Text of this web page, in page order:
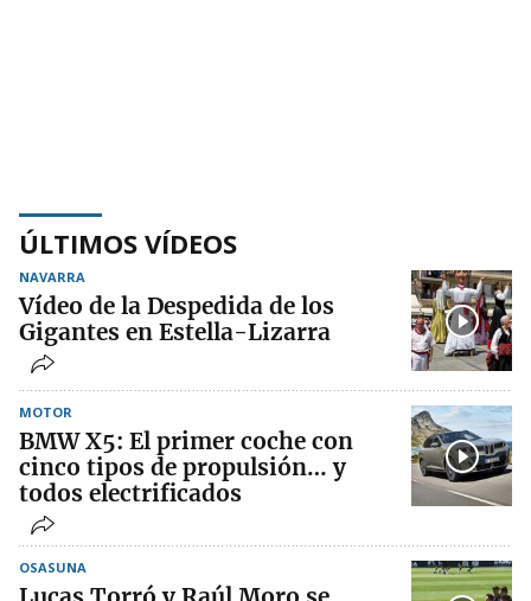
ÚLTIMOS VÍDEOS
NAVARRA
Vídeo de la Despedida de los
Gigantes en Estella-Lizarra
MOTOR
BMW X5: El primer coche con
cinco tipos de propulsión… y
todos electrificados
OSASUNA